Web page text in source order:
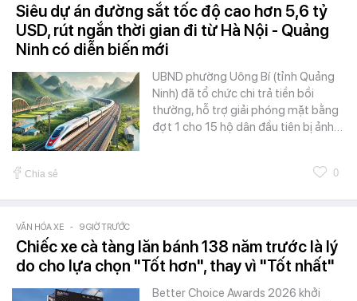
Siêu dự án đường sắt tốc độ cao hơn 5,6 tỷ
USD, rút ngắn thời gian đi từ Hà Nội - Quảng
Ninh có diễn biến mới
UBND phường Uông Bí (tỉnh Quảng
Ninh) đã tổ chức chi trả tiền bồi
thường, hỗ trợ giải phóng mặt bằng
đợt 1 cho 15 hộ dân đầu tiên bị ảnh…
Chia sẻ 0
VĂN HÓA XE - 9 GIỜ TRƯỚC
Chiếc xe cà tàng lăn bánh 138 năm trước là lý
do cho lựa chọn "Tốt hơn", thay vì "Tốt nhất"
Better Choice Awards 2026 khởi